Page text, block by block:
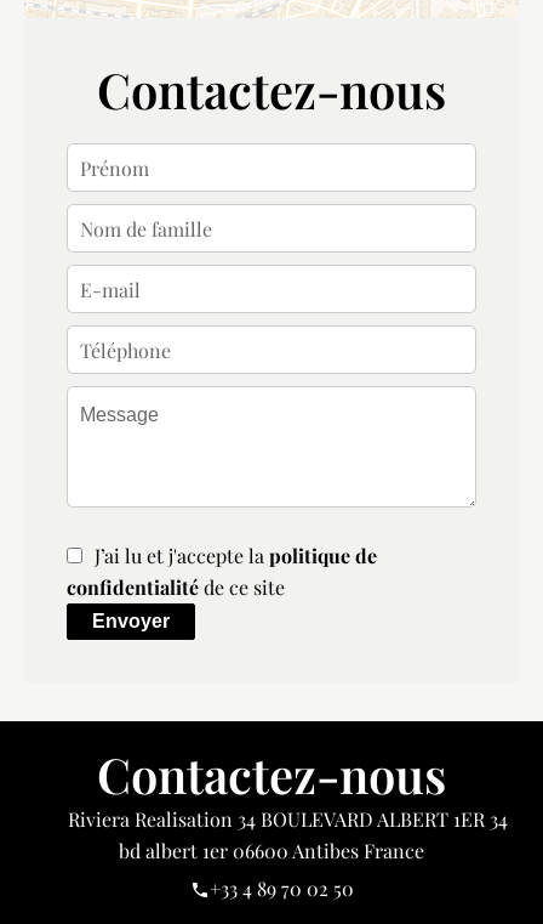
Contactez-nous
J’ai lu et j'accepte la politique de
confidentialitéde ce site
Envoyer
Contactez-nous
Riviera Realisation 34 BOULEVARD ALBERT 1ER 34
bd albert 1er06600 Antibes France
+33 4 89 70 02 50